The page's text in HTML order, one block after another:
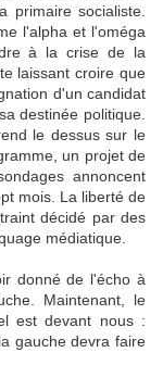
primaire socialiste.
l'alpha et l'oméga
à la crise de la
laissant croire que
d'un candidat
destinée politique.
le dessus sur le
un projet de
annoncent
mois. La liberté de
décidé par des
médiatique.
donné de l'écho à
Maintenant, le
est devant nous :
gauche devra faire